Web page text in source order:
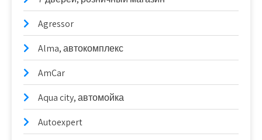
Agressor
Alma, автокомплекс
AmCar
Aqua city, автомойка
Autoexpert